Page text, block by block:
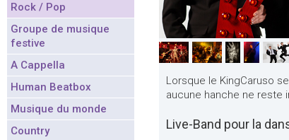
Rock / Pop
Groupe de musique
festive
A Cappella
Human Beatbox
Musique du monde
Country
Lorsque le KingCaruso
aucune hanche ne reste
Live-Band pour la